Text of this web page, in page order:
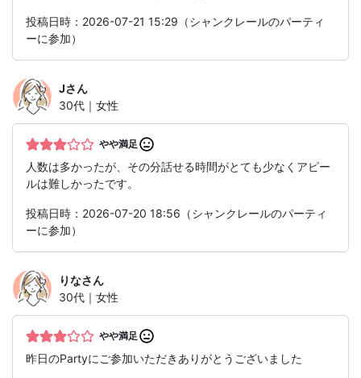
投稿日時：2026-07-21 15:29（シャンクレールのパーティ
ーに参加）
Jさん
30代｜女性
やや満足
人数は多かったが、その分話せる時間がとても少なくアピー
ルは難しかったです。
投稿日時：2026-07-20 18:56（シャンクレールのパーティ
ーに参加）
りなさん
30代｜女性
やや満足
昨日のPartyにご参加いただきありがとうございました